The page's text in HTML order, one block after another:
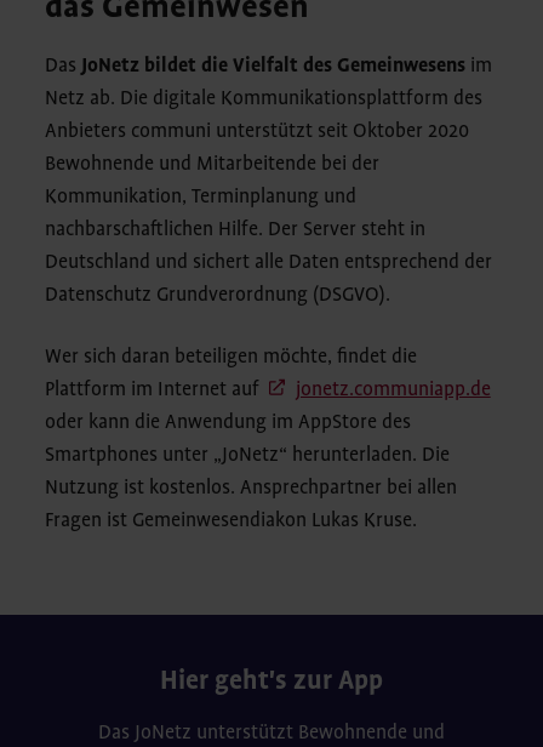
Das JoNetz bildet die Vielfalt des Gemeinwesens im
Netz ab. Die digitale Kommunikationsplattform des
Anbieters communi unterstützt seit Oktober 2020
Bewohnende und Mitarbeitende bei der
Kommunikation, Terminplanung und
nachbarschaftlichen Hilfe. Der Server steht in
Deutschland und sichert alle Daten entsprechend der
Datenschutz Grundverordnung (DSGVO).
Wer sich daran beteiligen möchte, findet die
Plattform im Internet auf
jonetz.communiapp.de
oder kann die Anwendung im AppStore des
Smartphones unter „JoNetz“ herunterladen. Die
Nutzung ist kostenlos. Ansprechpartner bei allen
Fragen ist Gemeinwesendiakon Lukas Kruse.
Hier geht's zur App
Das JoNetz unterstützt Bewohnende und